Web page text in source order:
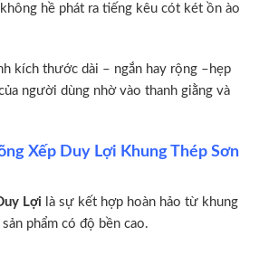
hề phát ra tiếng kêu cót két ồn ào
kích thước dài – ngắn hay rộng –hẹp
người dùng nhờ vào thanh giằng và
Xếp Duy Lợi Khung Thép Sơn
Lợi là sự kết hợp hoàn hảo từ khung
phẩm có độ bền cao.